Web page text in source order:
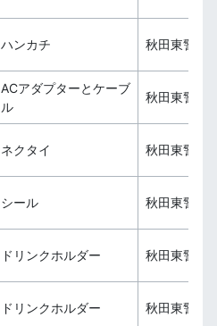
ハンカチ 秋田東警察
ACアダプターとケーブ
ル
秋田東警察
ネクタイ 秋田東警察
シール 秋田東警察
ドリンクホルダー 秋田東警察
ドリンクホルダー 秋田東警察